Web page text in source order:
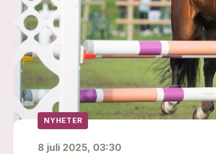
NYHETER
8 juli 2025, 03:30